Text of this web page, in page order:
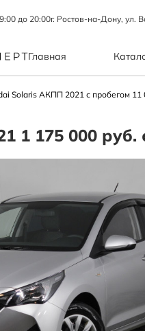
до 20:00г. Ростов-на-Дону, ул.
Главная
Solaris АКПП 2021 с пробегом 11
1 175 000